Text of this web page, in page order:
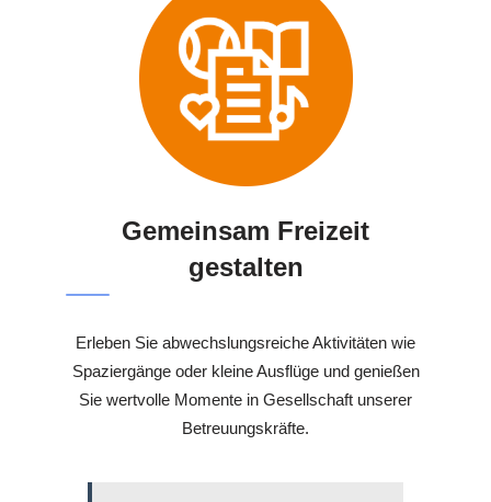
Gemeinsam Freizeit
gestalten
Erleben Sie abwechslungsreiche Aktivitäten wie
Spaziergänge oder kleine Ausflüge und genießen
Sie wertvolle Momente in Gesellschaft unserer
Betreuungskräfte.